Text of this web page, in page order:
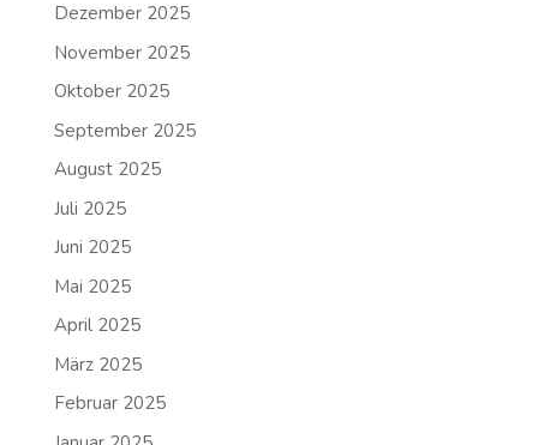
Dezember 2025
November 2025
Oktober 2025
September 2025
August 2025
Juli 2025
Juni 2025
Mai 2025
April 2025
März 2025
Februar 2025